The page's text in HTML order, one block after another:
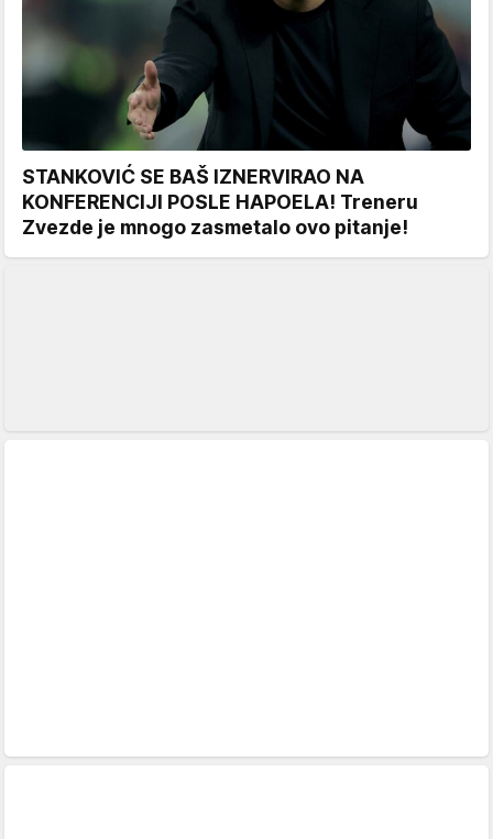
STANKOVIĆ SE BAŠ IZNERVIRAO NA
KONFERENCIJI POSLE HAPOELA! Treneru
Zvezde je mnogo zasmetalo ovo pitanje!